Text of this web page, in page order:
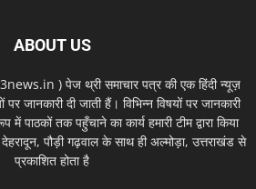
ABOUT US
) पेज थ्री समाचार पत्र की एक हिंदी न्यूज़
जानकारी दी जाती हैं। विभिन्न विषयों पर जानकारी
तक पहुँचाने का कार्य हमारी टीम द्वारा किया
पौड़ी गढ़वाल के साथ ही अल्मोड़ा, उत्तराखंड से
प्रकाशित होता है